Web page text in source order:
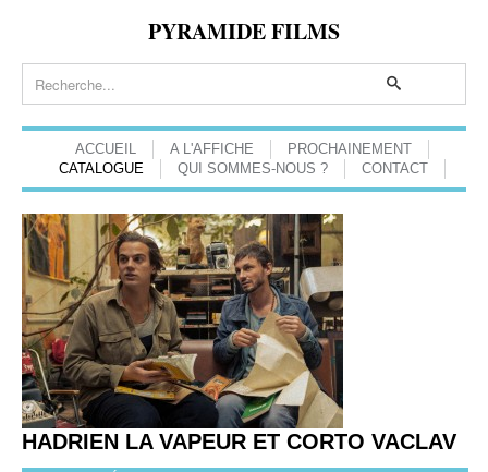
PYRAMIDE FILMS
ACCUEIL A L'AFFICHE
PROCHAINEMENT
CATALOGUE
QUI SOMMES-NOUS ? CONTACT
HADRIEN LA VAPEUR ET CORTO VACLAV